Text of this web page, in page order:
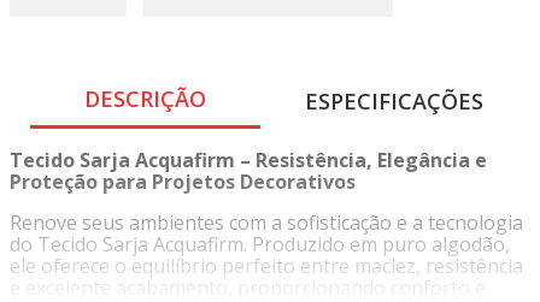
DESCRIÇÃO ESPECIFICAÇÕES
Tecido Sarja Acquafirm – Resistência, Elegância e
Proteção para Projetos Decorativos
Renove seus ambientes com a sofisticação e a tecnologia
do Tecido Sarja Acquafirm. Produzido em puro algodão,
ele oferece o equilíbrio perfeito entre maciez, resistência
e excelente acabamento, proporcionando conforto e